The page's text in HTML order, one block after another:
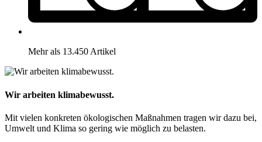
Mehr als 13.450 Artikel
Wir arbeiten klimabewusst.
Mit vielen konkreten ökologischen Maßnahmen tragen wir dazu bei,
Umwelt und Klima so gering wie möglich zu belasten.